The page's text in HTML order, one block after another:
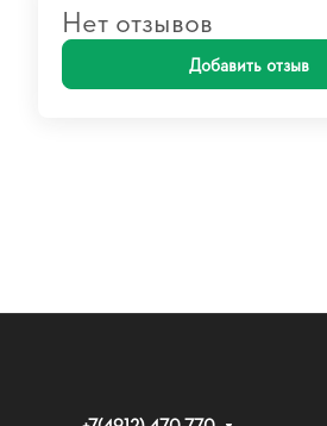
Нет отзывов
Добавить отзыв